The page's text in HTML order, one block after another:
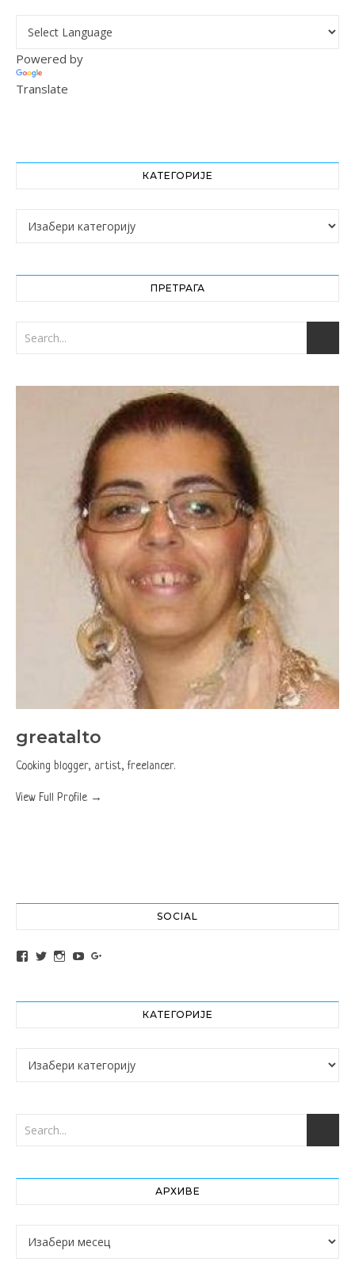
Powered by
Translate
КАТЕГОРИЈЕ
Категорије
ПРЕТРАГА
greatalto
Cooking blogger, artist, freelancer.
View Full Profile →
SOCIAL
View altochef’s profile on Facebook
View jovancica73’s profile on Twitter
View jovancica73’s profile on Instagram
View jovancica73’s profile on YouTube
КАТЕГОРИЈЕ
Категорије
АРХИВЕ
Архиве